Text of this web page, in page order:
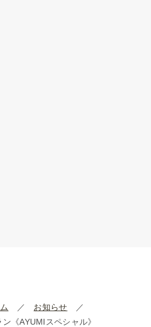
お知らせ
《AYUMIスペシャル》